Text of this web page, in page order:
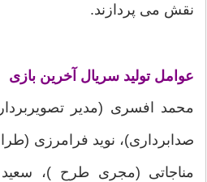
نقش می پردازند.
عوامل تولید سریال آخرین بازی
محمد افسری (مدیر
صدابرداری)، نوید فرامرزی
مناجاتی (مجری طرح )، سعید